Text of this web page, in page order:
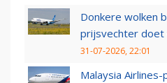
Donkere wolken
prijsvechter
31-07-2026, 22:01
Malaysia